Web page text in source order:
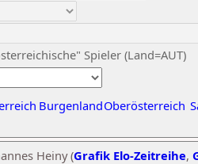
Spieler (Land=AUT)
BurgenlandOberösterreich
Heiny (Grafik Elo-Zeitreihe,